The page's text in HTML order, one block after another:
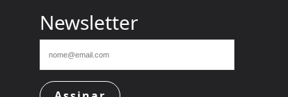
Newsletter